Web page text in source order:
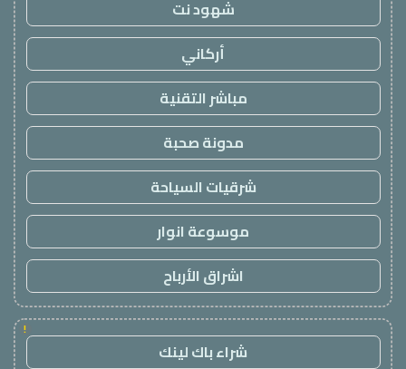
شهود نت
أركاني
مباشر التقنية
مدونة صحبة
شرقيات السياحة
موسوعة انوار
اشراق الأرباح
!
شراء باك لينك